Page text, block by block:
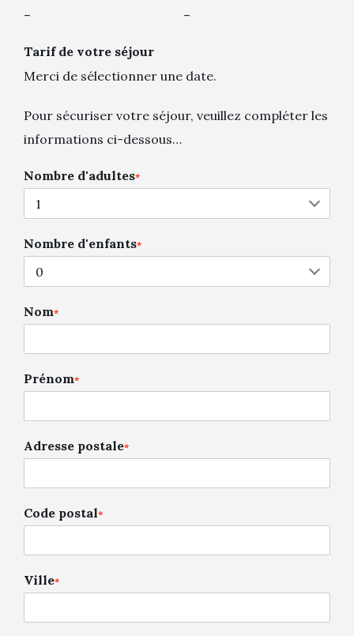
–
–
Tarif de votre séjour
Merci de sélectionner une date.
Pour sécuriser votre séjour, veuillez compléter les
informations ci-dessous…
Nombre d'adultes*
Nombre d'enfants*
Nom*
Prénom*
Adresse postale*
Code postal*
Ville*